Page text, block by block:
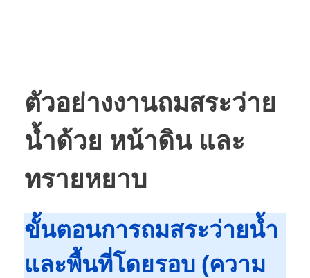
ตัวอย่างงานถมสระว่าย
น้ำด้วย หน้าดิน และ
ทรายหยาบ
ขั้นตอนการถมสระว่ายน้ำ
และพื้นที่โดยรอบ (ความ